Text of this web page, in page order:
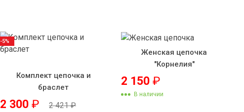
Комплект цепочка и
браслет
2 300 ₽ 2 421₽
-5%
Женская цепочка
"Корнелия"
2 150 ₽
В наличии